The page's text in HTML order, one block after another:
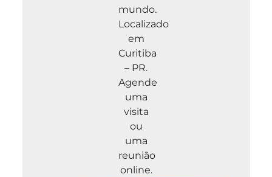
mundo.
Localizado
em
Curitiba
– PR.
Agende
uma
visita
ou
uma
reunião
online.